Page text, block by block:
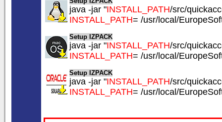
java -jar "INSTALL_PATH/src/
INSTALL_PATH= /usr/local/
Setup IZPACK
java -jar "INSTALL_PATH/src/
INSTALL_PATH= /usr/local/
Setup IZPACK
java -jar "INSTALL_PATH/src/
INSTALL_PATH= /usr/local/